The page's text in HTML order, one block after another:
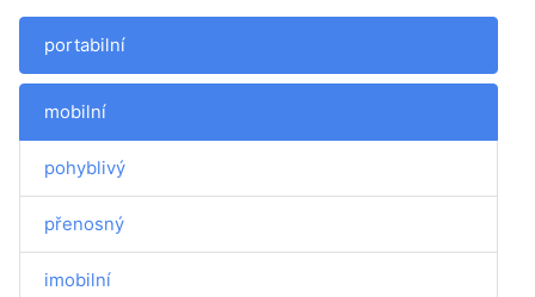
portabilní
mobilní
pohyblivý
přenosný
imobilní